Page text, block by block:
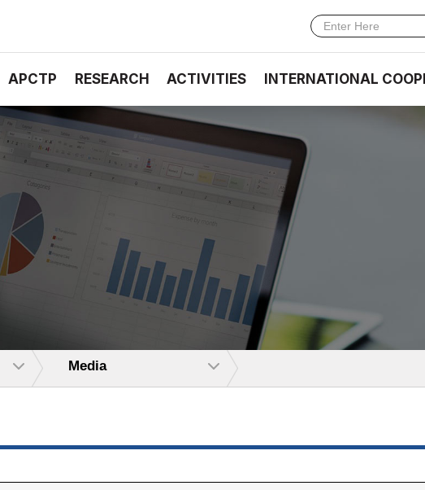
APCTP RESEARCH ACTIVITIES INTERNATIONAL
Media